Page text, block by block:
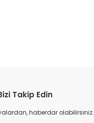
Takip Edin
haberdar olabilirsiniz.